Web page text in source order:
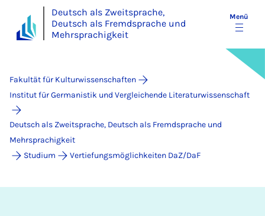
Deutsch als Zweitsprache,
Deutsch als Fremdsprache und
Mehrsprachigkeit
Menü
Fakultät für Kulturwissenschaften
Institut für Germanistik und Vergleichende Literaturwissenschaft
Deutsch als Zweitsprache, Deutsch als Fremdsprache und
Mehrsprachigkeit
Studium
Vertiefungsmöglichkeiten DaZ/DaF